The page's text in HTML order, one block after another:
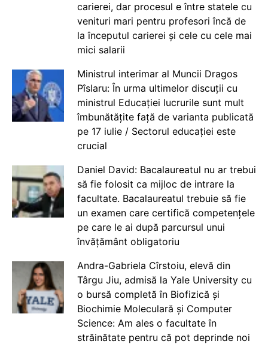
carierei, dar procesul e între statele cu
venituri mari pentru profesori încă de
la începutul carierei și cele cu cele mai
mici salarii
Ministrul interimar al Muncii Dragos
Pîslaru: În urma ultimelor discuții cu
ministrul Educației lucrurile sunt mult
îmbunătățite față de varianta publicată
pe 17 iulie / Sectorul educației este
crucial
Daniel David: Bacalaureatul nu ar trebui
să fie folosit ca mijloc de intrare la
facultate. Bacalaureatul trebuie să fie
un examen care certifică competențele
pe care le ai după parcursul unui
învățământ obligatoriu
Andra-Gabriela Cîrstoiu, elevă din
Târgu Jiu, admisă la Yale University cu
o bursă completă în Biofizică și
Biochimie Moleculară și Computer
Science: Am ales o facultate în
străinătate pentru că pot deprinde noi